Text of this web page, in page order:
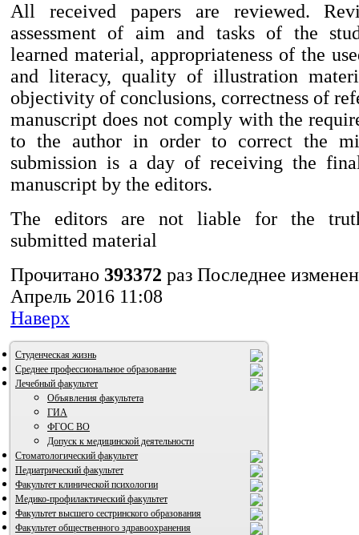
All received papers are reviewed.
assessment of aim and tasks of the
learned material, appropriateness of the
and literacy, quality of illustration
objectivity of conclusions, correctness of
manuscript does not comply with the
to the author in order to correct the
submission is a day of receiving the
manuscript by the editors.
The editors are not liable for the
submitted material
Прочитано 393372 раз Последнее
Апрель 2016 11:08
Наверх
Студенческая жизнь
Среднее профессиональное образование
Лечебный факультет
Объявления факультета
ГИА
ФГОС ВО
Допуск к медицинской деятельности
Стоматологический факультет
Педиатрический факультет
Факультет клинической психологии
Медико-профилактический факультет
Факультет высшего сестринского образования
Факультет общественного здравоохранения